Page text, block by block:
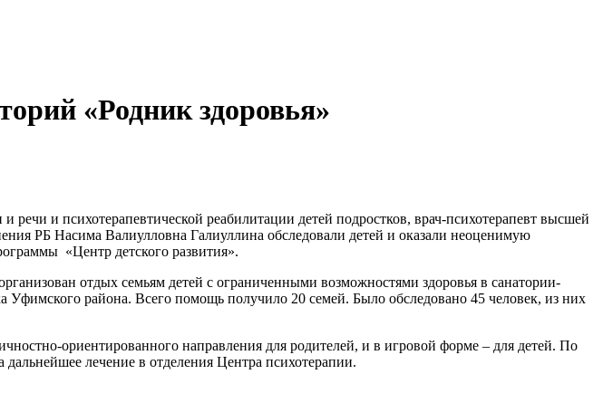
«Родник здоровья»
и психотерапевтической реабилитации детей подростков, врач-психотерапевт высшей
РБ Насима Валиулловна Галиуллина обследовали детей и оказали неоценимую
программы «Центр детского развития».
отдых семьям детей с ограниченными возможностями здоровья в санатории-
района. Всего помощь получило 20 семей. Было обследовано 45 человек, из них
ориентированного направления для родителей, и в игровой форме – для детей. По
лечение в отделения Центра психотерапии.